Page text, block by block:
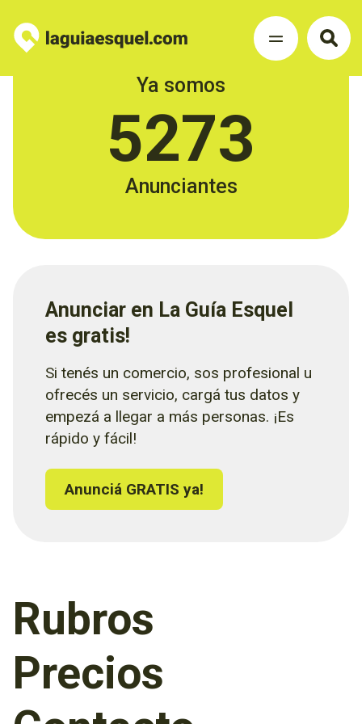
Ya somos
5273
Anunciantes
Anunciar en La Guía Esquel
es gratis!
Si tenés un comercio, sos profesional u
ofrecés un servicio, cargá tus datos y
empezá a llegar a más personas. ¡Es
rápido y fácil!
Anunciá GRATIS ya!
Rubros
Precios